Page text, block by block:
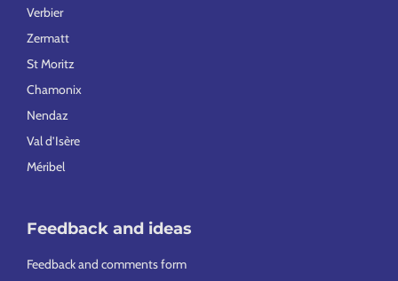
Verbier
Zermatt
St Moritz
Chamonix
Nendaz
Val d’Isère
Méribel
Feedback and ideas
Feedback and comments form